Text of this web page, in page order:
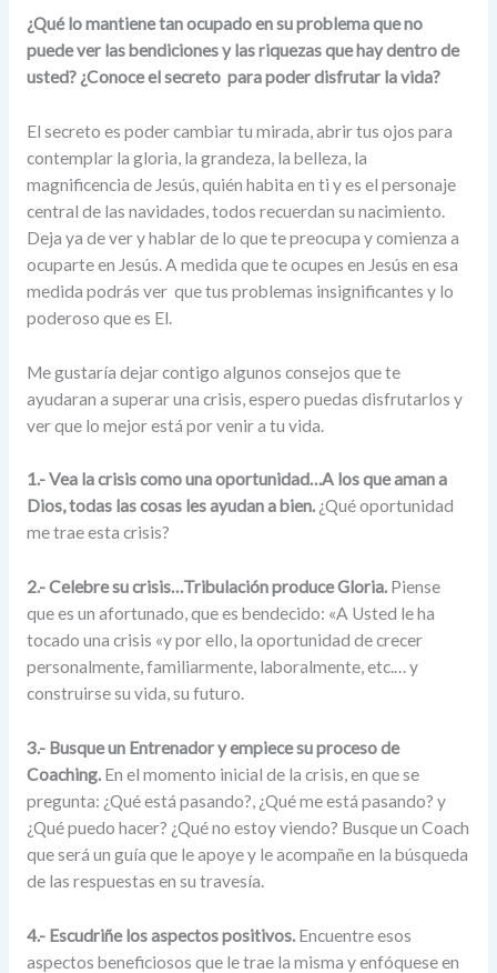
¿Qué lo mantiene tan ocupado en su problema que no
puede ver las bendiciones y las riquezas que hay dentro de
usted? ¿Conoce el secreto para poder disfrutar la vida?
El secreto es poder cambiar tu mirada, abrir tus ojos para
contemplar la gloria, la grandeza, la belleza, la
magnificencia de Jesús, quién habita en ti y es el personaje
central de las navidades, todos recuerdan su nacimiento.
Deja ya de ver y hablar de lo que te preocupa y comienza a
ocuparte en Jesús. A medida que te ocupes en Jesús en esa
medida podrás ver que tus problemas insignificantes y lo
poderoso que es El.
Me gustaría dejar contigo algunos consejos que te
ayudaran a superar una crisis, espero puedas disfrutarlos y
ver que lo mejor está por venir a tu vida.
1.- Vea la crisis como una oportunidad…A los que aman a
Dios, todas las cosas les ayudan a bien. ¿Qué oportunidad
me trae esta crisis?
2.- Celebre su crisis…Tribulación produce Gloria. Piense
que es un afortunado, que es bendecido: «A Usted le ha
tocado una crisis «y por ello, la oportunidad de crecer
personalmente, familiarmente, laboralmente, etc.… y
construirse su vida, su futuro.
3.- Busque un Entrenador y empiece su proceso de
Coaching. En el momento inicial de la crisis, en que se
pregunta: ¿Qué está pasando?, ¿Qué me está pasando? y
¿Qué puedo hacer? ¿Qué no estoy viendo? Busque un Coach
que será un guía que le apoye y le acompañe en la búsqueda
de las respuestas en su travesía.
4.- Escudriñe los aspectos positivos. Encuentre esos
aspectos beneficiosos que le trae la misma y enfóquese en